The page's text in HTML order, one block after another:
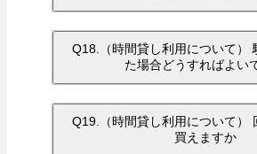
Q18.（時間貸し利用について）
た場合どうすればよい
Q19.（時間貸し利用について）
買えますか